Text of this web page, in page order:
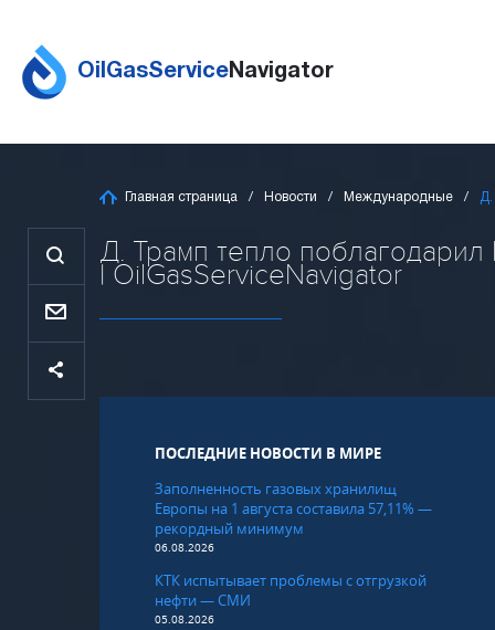
OilGasServiceNavigator
Главная страница Новости Международные Д.
Д. Трамп тепло
| OilGasServiceNavigator
ПОСЛЕДНИЕ НОВОСТИ В МИРЕ
Заполненность газовых хранилищ
Европы на 1 августа составила 57,11% —
рекордный минимум
06.08.2026
КТК испытывает проблемы с отгрузкой
нефти — СМИ
05.08.2026